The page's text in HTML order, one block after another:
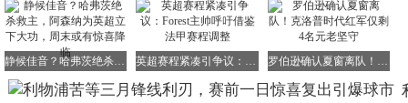
静候佳音？哈弗茨绝杀救主，阿森纳为英超立下大功，周末或有惊喜降临 英超赛程紧凑引争议：Forest主帅呼吁借鉴法甲赛程调整 罗伯逊确认夏窗离队！克洛普时代红军仅剩4名元老坚守